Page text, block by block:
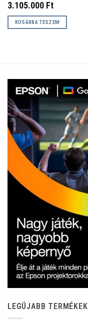
3.105.000 Ft
KOSÁRBA TESZEM
LEGÚJABB TERMÉKEK